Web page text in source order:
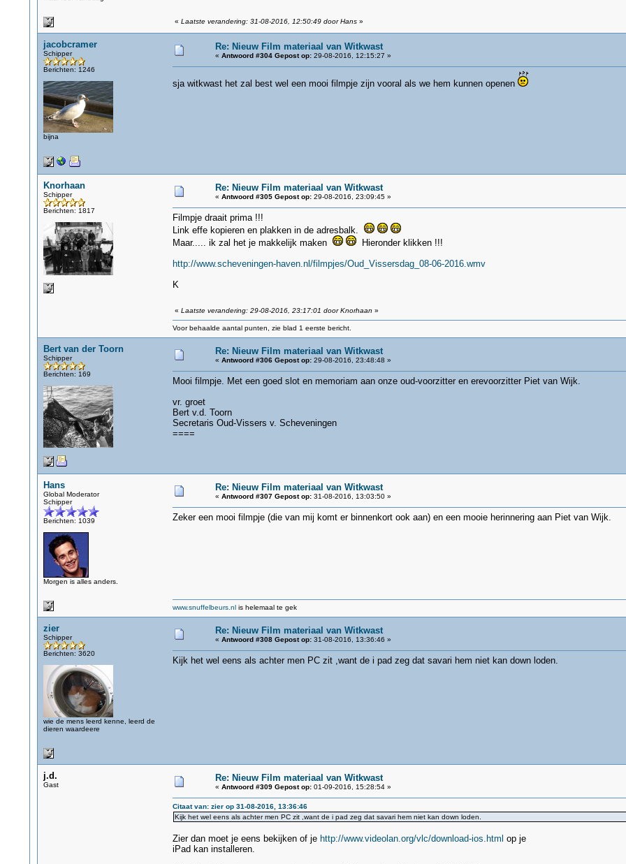
« Laatste verandering: 31-08-2016, 12:50:49 door Hans»
jacobcramer
Schipper
Berichten: 1246
bijna
Re: Nieuw Film materiaal van Witkwast
« Antwoord #304 Gepost op:29-08-2016, 12:15:27 »
sja witkwast het zal best wel een mooi filmpje zijn vooral als we hem kunnen openen
Knorhaan
Schipper
Berichten: 1817
Re: Nieuw Film materiaal van Witkwast
« Antwoord #305 Gepost op:29-08-2016, 23:09:45 »
Filmpje draait prima !!!
Link effe kopieren en plakken in de adresbalk.
Maar..... ik zal het je makkelijk maken
Hieronder klikken !!!
http://www.scheveningen-haven.nl/filmpjes/Oud_Vissersdag_08-06-2016.wmv
K
« Laatste verandering: 29-08-2016, 23:17:01 door Knorhaan »
Voor behaalde aantal punten, zie blad 1 eerste bericht.
Bert van der Toorn
Schipper
Berichten: 169
Re: Nieuw Film materiaal van Witkwast
« Antwoord #306 Gepost op:29-08-2016, 23:48:48 »
Mooi filmpje. Met een goed slot en memoriam aan onze oud-voorzitter en erevoorzitter Piet van Wijk.
vr. groet
Bert v.d. Toorn
Secretaris Oud-Vissers v. Scheveningen
====
Hans
Global Moderator
Schipper
Berichten: 1039
Morgen is alles anders.
Re: Nieuw Film materiaal van Witkwast
« Antwoord #307 Gepost op:31-08-2016, 13:03:50 »
Zeker een mooi filmpje (die van mij komt er binnenkort ook aan) en een mooie herinnering aan Piet van Wijk.
www.snuffelbeurs.nlis helemaal te gek
zier
Schipper
Berichten: 3620
wie de mens leerd kenne, leerd de
dieren waardeere
Re: Nieuw Film materiaal van Witkwast
« Antwoord #308 Gepost op:31-08-2016, 13:36:46 »
Kijk het wel eens als achter men PC zit ,want de i pad zeg dat savari hem niet kan down loden.
j.d.
Gast
Re: Nieuw Film materiaal van Witkwast
« Antwoord #309 Gepost op:01-09-2016, 15:28:54 »
Citaat van: zier op 31-08-2016, 13:36:46
Kijk het wel eens als achter men PC zit ,want de i pad zeg dat savari hem niet kan down loden.
Zier dan moet je eens bekijken of je http://www.videolan.org/vlc/download-ios.html op je
iPad kan installeren.